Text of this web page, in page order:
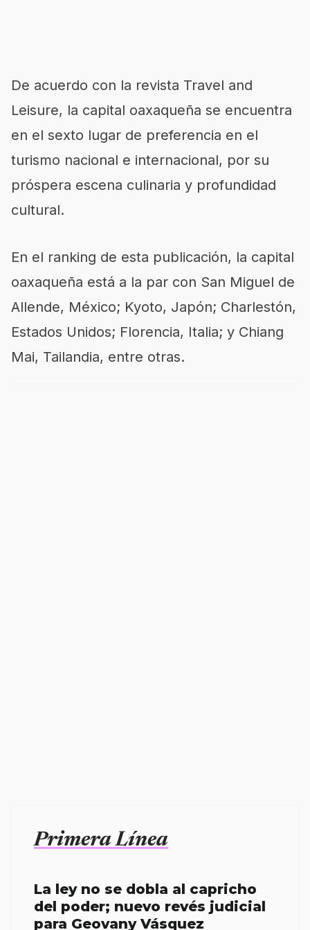
De acuerdo con la revista Travel and
Leisure, la capital oaxaqueña se encuentra
en el sexto lugar de preferencia en el
turismo nacional e internacional, por su
próspera escena culinaria y profundidad
cultural.
En el ranking de esta publicación, la capital
oaxaqueña está a la par con San Miguel de
Allende, México; Kyoto, Japón; Charlestón,
Estados Unidos; Florencia, Italia; y Chiang
Mai, Tailandia, entre otras.
Primera Línea
La ley no se dobla al capricho
del poder; nuevo revés judicial
para Geovany Vásquez